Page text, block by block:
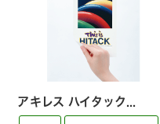
アキレス ハイタック...